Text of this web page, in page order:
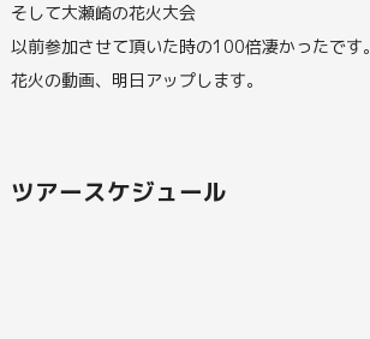
そして大瀬崎の花火大会
以前参加させて頂いた時の100倍凄かったです。
花火の動画、明日アップします。
ツアースケジュール